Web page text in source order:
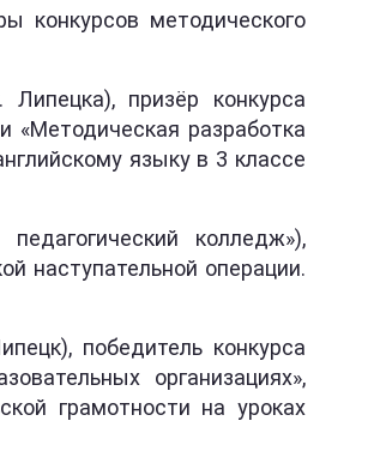
конкурсов методического
призёр конкурса
«Методическая разработка
языку в 3 классе
колледж»),
наступательной операции.
победитель конкурса
организациях»,
грамотности на уроках